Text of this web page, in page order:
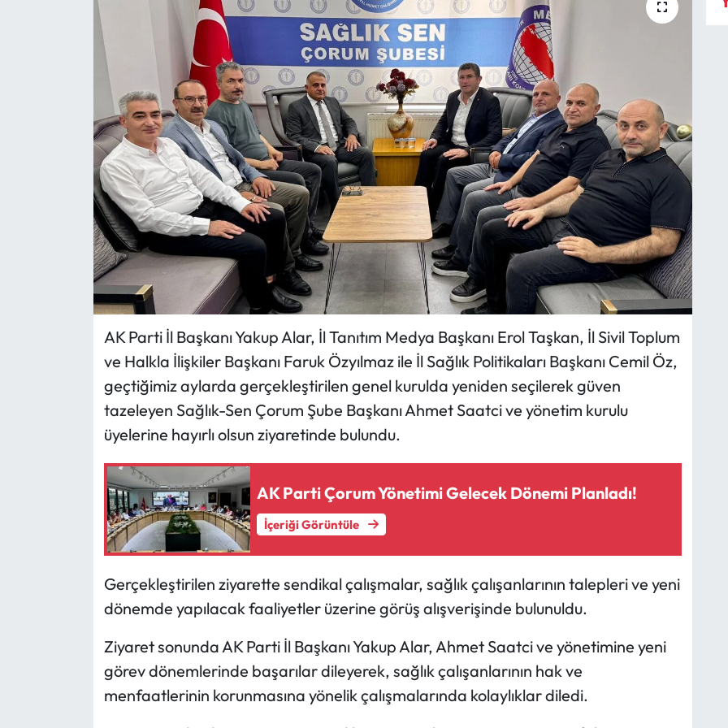
AK Parti İl Başkanı Yakup Alar, İl Tanıtım Medya Başkanı Erol Taşkan, İl Sivil Toplum
ve Halkla İlişkiler Başkanı Faruk Özyılmaz ile İl Sağlık Politikaları Başkanı Cemil Öz,
geçtiğimiz aylarda gerçekleştirilen genel kurulda yeniden seçilerek güven
tazeleyen Sağlık-Sen Çorum Şube Başkanı Ahmet Saatci ve yönetim kurulu
üyelerine hayırlı olsun ziyaretinde bulundu.
AK Parti Çorum Yönetimi Gelecek Dönemi Planladı!
İçeriği Görüntüle
Gerçekleştirilen ziyarette sendikal çalışmalar, sağlık çalışanlarının talepleri ve yeni
dönemde yapılacak faaliyetler üzerine görüş alışverişinde bulunuldu.
Ziyaret sonunda AK Parti İl Başkanı Yakup Alar, Ahmet Saatci ve yönetimine yeni
görev dönemlerinde başarılar dileyerek, sağlık çalışanlarının hak ve
menfaatlerinin korunmasına yönelik çalışmalarında kolaylıklar diledi.
İskilip Haberleri
Kargı Haberleri
Kimdir?
Kültür Sanat
Laçin Haberleri
Mecitözü Haberleri
Oğuzlar Haberleri
Ortaköy Haberleri
Osmancık Haberleri
Resmi İlan
Resmi Reklam